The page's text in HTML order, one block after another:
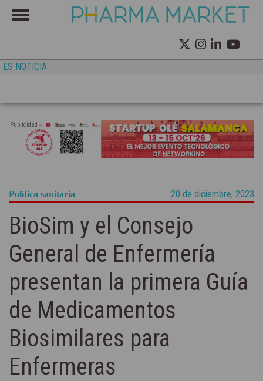
ES NOTICIA
Publicidad
Política sanitaria 20 de diciembre, 2023
BioSim y el Consejo
General de Enfermería
presentan la primera Guía
de Medicamentos
Biosimilares para
Enfermeras